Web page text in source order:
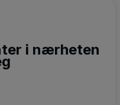
i nærheten